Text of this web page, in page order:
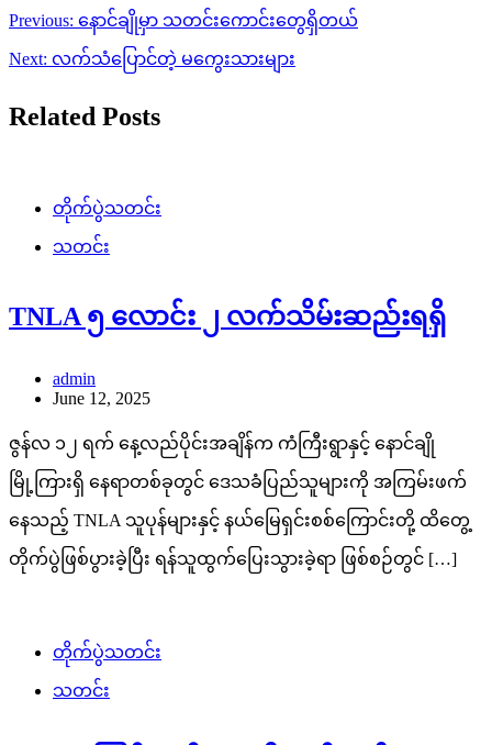
Post
navigation
Previous: နောင်ချိုမှာ သတင်းကောင်းတွေရှိတယ်
Next: လက်သံပြောင်တဲ့ မကွေးသားများ
Related Posts
တိုက်ပွဲသတင်း
သတင်း
TNLA ၅ လောင်း ၂ လက်သိမ်းဆည်းရရှိ
admin
June 12, 2025
ဇွန်လ ၁၂ ရက် နေ့လည်ပိုင်းအချိန်က ကံကြီးရွာနှင့် နောင်ချို
မြို့ကြားရှိ နေရာတစ်ခုတွင် ဒေသခံပြည်သူများကို အကြမ်းဖက်
နေသည့် TNLA သူပုန်များနှင့် နယ်မြေရှင်းစစ်ကြောင်းတို့ ထိတွေ့
တိုက်ပွဲဖြစ်ပွားခဲ့ပြီး ရန်သူထွက်ပြေးသွားခဲ့ရာ ဖြစ်စဉ်တွင် […]
တိုက်ပွဲသတင်း
သတင်း